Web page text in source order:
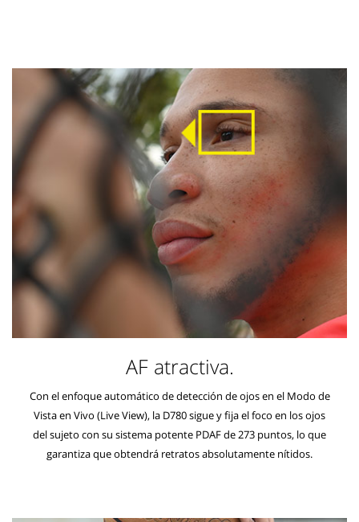
AF atractiva.
Con el enfoque automático de detección de ojos en el Modo de
Vista en Vivo (Live View), la D780 sigue y fija el foco en los ojos
del sujeto con su sistema potente PDAF de 273 puntos, lo que
garantiza que obtendrá retratos absolutamente nítidos.